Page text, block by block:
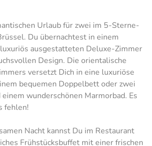
Urlaub für zwei im 5-Sterne-
Du übernachtest in einem
ausgestatteten Deluxe-Zimmer
Design. Die orientalische
versetzt Dich in eine luxuriöse
bequemen Doppelbett oder zwei
wunderschönen Marmorbad. Es
fehlen!
Nacht kannst Du im Restaurant
Frühstücksbuffet mit einer frischen